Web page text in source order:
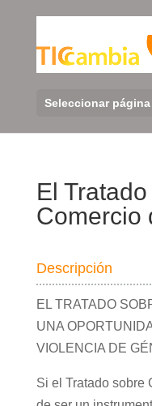
Seleccionar página
El
Comercio
Descripción
EL TRATADO
UNA
VIOLENCIA DE
Si el Tratado sobre